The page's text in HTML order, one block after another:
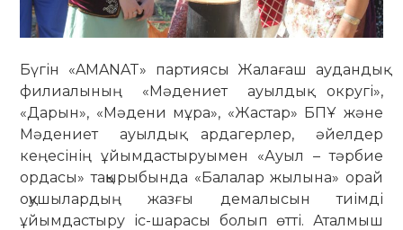
Бүгін «AMANAT» партиясы Жалағаш аудандық
филиалының «Мәдениет ауылдық округі»,
«Дарын», «Мәдени мұра», «Жастар» БПҰ және
Мәдениет ауылдық ардагерлер, әйелдер
кеңесінің ұйымдастыруымен «Ауыл – тәрбие
ордасы» тақырыбында «Балалар жылына» орай
оқушылардың жазғы демалысын тиімді
ұйымдастыру іс-шарасы болып өтті. Аталмыш